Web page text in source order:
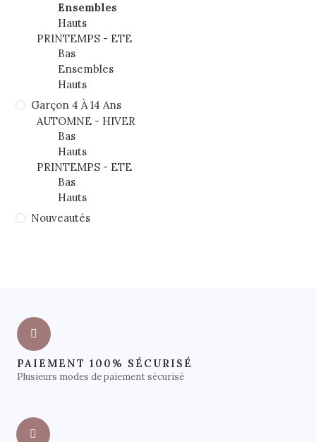
Ensembles
Hauts
PRINTEMPS - ETE
Bas
Ensembles
Hauts
Garçon 4 À 14 Ans
AUTOMNE - HIVER
Bas
Hauts
PRINTEMPS - ETE
Bas
Hauts
Nouveautés
PAIEMENT 100% SÉCURISÉ
Plusieurs modes de paiement sécurisé